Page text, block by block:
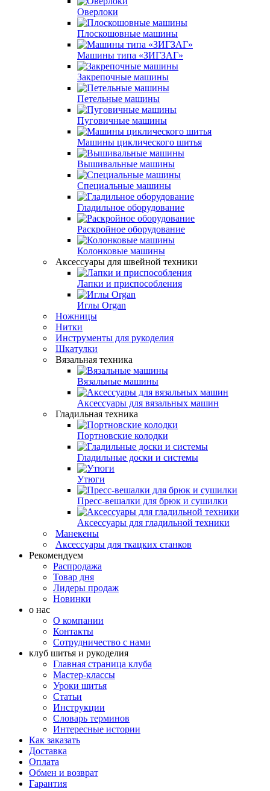
Оверлоки
Плоскошовные машины
Машины типа «ЗИГЗАГ»
Закрепочные машины
Петельные машины
Пуговичные машины
Машины циклического шитья
Вышивальные машины
Специальные машины
Гладильное оборудование
Раскройное оборудование
Колонковые машины
Аксессуары для швейной техники
Лапки и приспособления
Иглы Organ
Ножницы
Нитки
Инструменты для рукоделия
Шкатулки
Вязальная техника
Вязальные машины
Аксессуары для вязальных машин
Гладильная техника
Портновские колодки
Гладильные доски и системы
Утюги
Пресс-вешалки для брюк и сушилки
Аксессуары для гладильной техники
Манекены
Аксессуары для ткацких станков
Рекомендуем
Распродажа
Товар дня
Лидеры продаж
Новинки
о нас
О компании
Контакты
Сотрудничество с нами
клуб шитья и рукоделия
Главная страница клуба
Мастер-классы
Уроки шитья
Статьи
Инструкции
Словарь терминов
Интересные истории
Как заказать
Доставка
Оплата
Обмен и возврат
Гарантия